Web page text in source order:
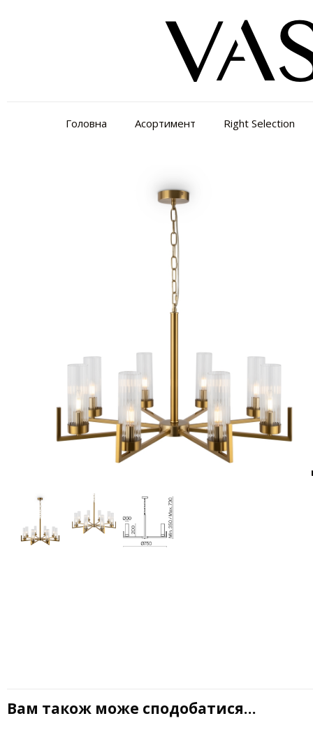
Головна Асортимент Right Selection
Вам також може сподобатися…